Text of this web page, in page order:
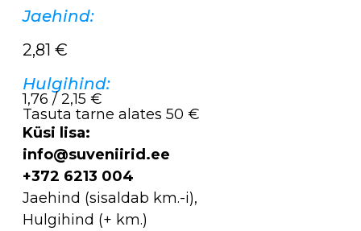
Jaehind:
2,81 €
Hulgihind:
1,76 / 2,15 €
Tasuta tarne alates 50 €
Küsi lisa:
info@suveniirid.ee
+372 6213 004
Jaehind (sisaldab km.-i),
Hulgihind (+ km.)